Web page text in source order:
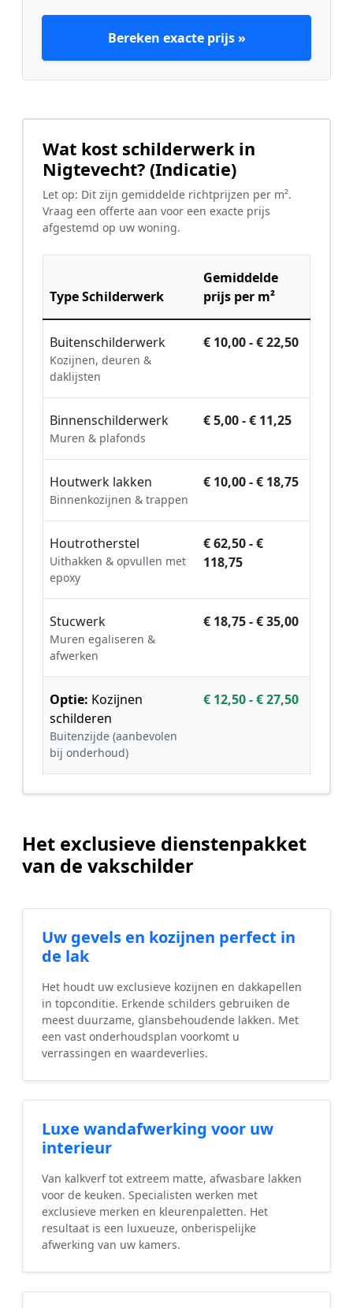
Bereken exacte prijs »
Wat kost schilderwerk in
Nigtevecht? (Indicatie)
Let op: Dit zijn gemiddelde richtprijzen per m².
Vraag een offerte aan voor een exacte prijs
afgestemd op uw woning.
Type Schilderwerk
Gemiddelde
prijs per m²
Buitenschilderwerk
Kozijnen, deuren &
daklijsten
€ 10,00 - € 22,50
Binnenschilderwerk
Muren & plafonds
€ 5,00 - € 11,25
Houtwerk lakken
Binnenkozijnen & trappen
€ 10,00 - € 18,75
Houtrotherstel
Uithakken & opvullen met
epoxy
€ 62,50 - €
118,75
Stucwerk
Muren egaliseren &
afwerken
€ 18,75 - € 35,00
Optie: Kozijnen
schilderen
Buitenzijde (aanbevolen
bij onderhoud)
€ 12,50 - € 27,50
Het exclusieve dienstenpakket
van de vakschilder
Uw gevels en kozijnen perfect in
de lak
Het houdt uw exclusieve kozijnen en dakkapellen
in topconditie. Erkende schilders gebruiken de
meest duurzame, glansbehoudende lakken. Met
een vast onderhoudsplan voorkomt u
verrassingen en waardeverlies.
Luxe wandafwerking voor uw
interieur
Van kalkverf tot extreem matte, afwasbare lakken
voor de keuken. Specialisten werken met
exclusieve merken en kleurenpaletten. Het
resultaat is een luxueuze, onberispelijke
afwerking van uw kamers.